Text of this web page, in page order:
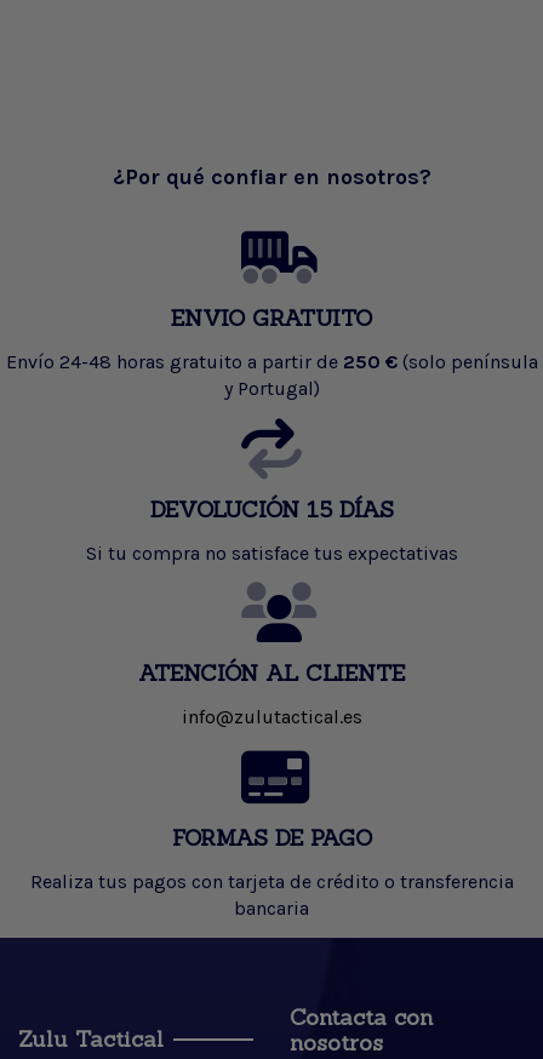
¿Por qué confiar en nosotros?
ENVIO GRATUITO
Envío 24-48 horas gratuito a partir de 250 € (solo península
y Portugal)
DEVOLUCIÓN 15 DÍAS
Si tu compra no satisface tus expectativas
ATENCIÓN AL CLIENTE
info@zulutactical.es
FORMAS DE PAGO
Realiza tus pagos con tarjeta de crédito o transferencia
bancaria
Zulu Tactical
Contacta con
nosotros